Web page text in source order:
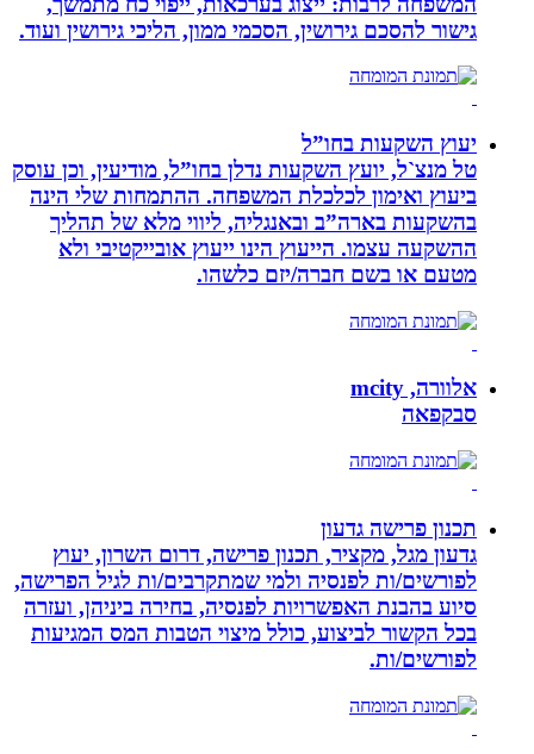
גישור להסכם גירושין, הסכמי ממון, הליכי גירושין ועוד.
יעוץ השקעות בחו”ל
טל מנצ`ל, יועץ השקעות נדלן בחו”ל, מודיעין, וכן עוסק
ביעוץ ואימון לכלכלת המשפחה. ההתמחות שלי הינה
בהשקעות בארה”ב ובאנגליה, ליווי מלא של תהליך
ההשקעה עצמו. הייעוץ הינו ייעוץ אובייקטיבי ולא
מטעם או בשם חברה/יזם כלשהו.
אלוורה, mcity
סבקפאה
תכנון פרישה גדעון
גדעון מגל, מקציר, תכנון פרישה, דרום השרון, יעוץ
לפורשים/ות לפנסיה ולמי שמתקרבים/ות לגיל הפרישה,
סיוע בהבנת האפשרויות לפנסיה, בחירה ביניהן, ועזרה
בכל הקשור לביצוע, כולל מיצוי הטבות המס המגיעות
לפורשים/ות.